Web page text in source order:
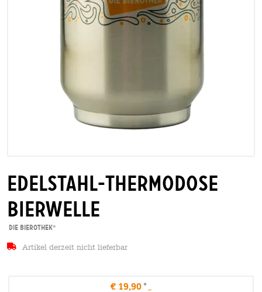
edelstahl-thermodose
bierwelle
Die Bierothek®
Artikel derzeit nicht lieferbar
€ 19,90